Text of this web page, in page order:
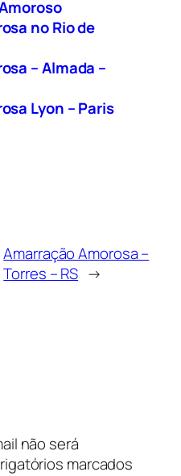
no Rio de
– Almada –
Lyon – Paris
Amarração Amorosa –
Torres – RS →
não será
marcados